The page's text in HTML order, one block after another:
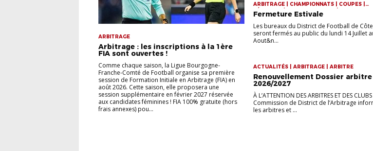
ARBITRAGE
Arbitrage : les inscriptions à la 1ère
FIA sont ouvertes !
Comme chaque saison, la Ligue Bourgogne-
Franche-Comté de Football organise sa première
session de Formation Initiale en Arbitrage (FIA) en
août 2026. Cette saison, elle proposera une
session supplémentaire en février 2027 réservée
aux candidates féminines ! FIA 100% gratuite (hors
frais annexes) pou...
ARBITRAGE | CHAMPIONNATS | COUPES |
FÉMININES | FOOT ANIMATION | FOOT
ENTREPRISE | FOOT LOISIR | FORMATION
ARBITRES | FORMATION DES EDUCATEURS |
FUTSAL | LABEL | P.E.F
Fermeture Estivale
Les bureaux du District de Football de
seront fermés au public du lundi 14 Juillet
Aout&n...
ACTUALITÉS | ARBITRAGE | ARBITRE
Renouvellement Dossier arbitre
2026/2027
À L’ATTENTION DES ARBITRES ET DES
Commission de District de l’Arbitrage
les arbitres et ...